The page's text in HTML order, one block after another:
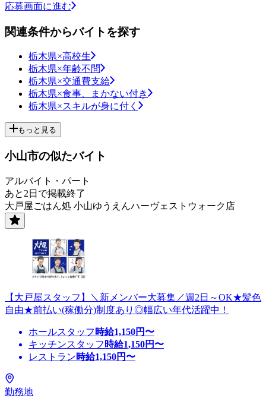
応募画面に進む
関連条件からバイトを探す
栃木県×高校生
栃木県×年齢不問
栃木県×交通費支給
栃木県×食事、まかない付き
栃木県×スキルが身に付く
もっと見る
小山市の似たバイト
アルバイト・パート
あと2日で掲載終了
大戸屋ごはん処 小山ゆうえんハーヴェストウォーク店
【大戸屋スタッフ】＼新メンバー大募集／週2日～OK★髪色
自由★前払い(稼働分)制度あり◎幅広い年代活躍中！
ホールスタッフ 時給1,150円〜
キッチンスタッフ 時給1,150円〜
レストラン時給1,150円〜
勤務地